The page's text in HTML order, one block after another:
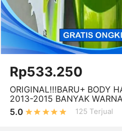
Rp533.250
ORIGINAL!!!BARU+ BODY
2013-2015 BANYAK WARNA
5.0
125 Terjual